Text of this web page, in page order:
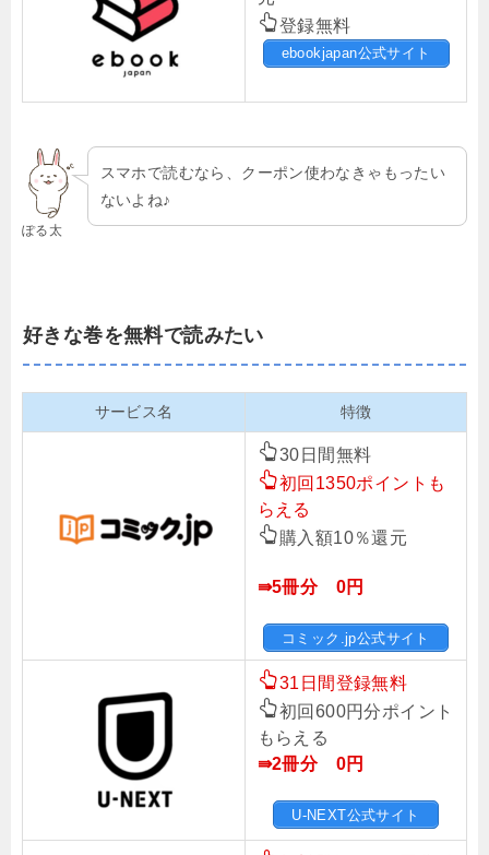
登録無料
ebookjapan公式サイト
ぽる太
スマホで読むなら、クーポン使わなきゃもったい
ないよね♪
好きな巻を無料で読みたい
サービス名 特徴
30日間無料
初回1350ポイントも
らえる
購入額10％還元
⇛5冊分 0円
コミック.jp公式サイト
31日間登録無料
初回600円分ポイント
もらえる
⇛2冊分 0円
U-NEXT公式サイト